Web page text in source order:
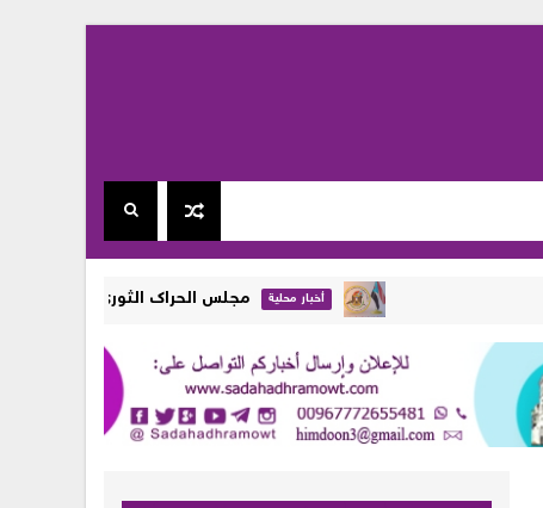
أخبار محلية مجلس الحراك الثوري في المهرة يجدد رفضه